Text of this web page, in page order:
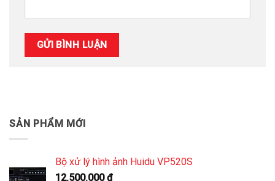
SẢN PHẨM MỚI
Bộ xử lý hình ảnh Huidu VP520S
12.500.000₫